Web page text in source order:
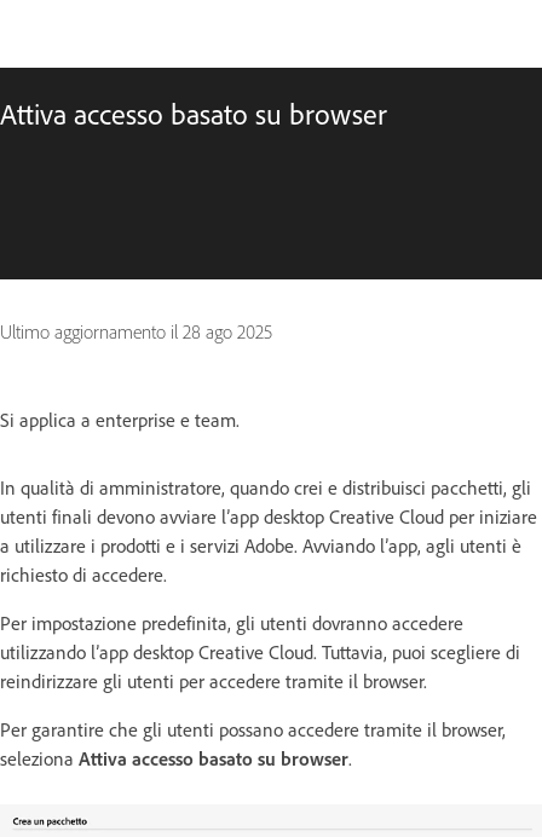
Attiva accesso basato su browser
Ultimo aggiornamento il 28 ago 2025
Si applica a enterprise e team.
In qualità di amministratore, quando crei e distribuisci pacchetti, gli
utenti finali devono avviare l’app desktop Creative Cloud per iniziare
a utilizzare i prodotti e i servizi Adobe. Avviando l’app, agli utenti è
richiesto di accedere.
Per impostazione predefinita, gli utenti dovranno accedere
utilizzando l’app desktop Creative Cloud. Tuttavia, puoi scegliere di
reindirizzare gli utenti per accedere tramite il browser.
Per garantire che gli utenti possano accedere tramite il browser,
seleziona Attiva accesso basato su browser.